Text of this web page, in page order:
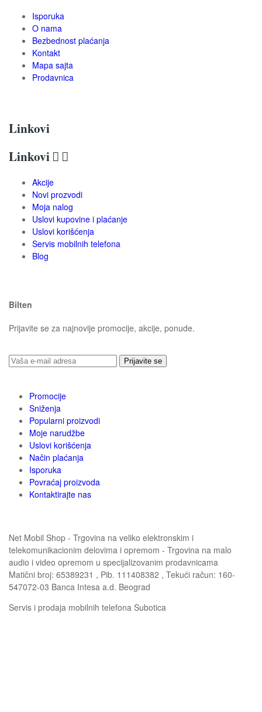
Isporuka
O nama
Bezbednost plaćanja
Kontakt
Mapa sajta
Prodavnica
Linkovi
Linkovi  
Akcije
Novi prozvodi
Moja nalog
Uslovi kupovine i plaćanje
Uslovi korišćenja
Servis mobilnih telefona
Blog
Bilten
Prijavite se za najnovije promocije, akcije, ponude.
Prijavite se
Promocije
Sniženja
Popularni proizvodi
Moje narudžbe
Uslovi korišćenja
Način plaćanja
Isporuka
Povraćaj proizvoda
Kontaktirajte nas
Net Mobil Shop - Trgovina na veliko elektronskim i
telekomunikacionim delovima i opremom - Trgovina na malo
audio i video opremom u specijalizovanim prodavnicama
Matični broj: 65389231 , Pib. 111408382 , Tekući račun: 160-
547072-03 Banca Intesa a.d. Beograd
Servis i prodaja mobilnih telefona Subotica